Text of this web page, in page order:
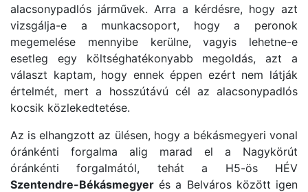
alacsonypadlós járművek. Arra a kérdésre, hogy azt
vizsgálja-e a munkacsoport, hogy a peronok
megemelése mennyibe kerülne, vagyis lehetne-e
esetleg egy költséghatékonyabb megoldás, azt a
választ kaptam, hogy ennek éppen ezért nem látják
értelmét, mert a hosszútávú cél az alacsonypadlós
kocsik közlekedtetése.
Az is elhangzott az ülésen, hogy a békásmegyeri vonal
óránkénti forgalma alig marad el a Nagykörút
óránkénti forgalmától, tehát a H5-ös HÉV
Szentendre-Békásmegyer és a Belváros között igen